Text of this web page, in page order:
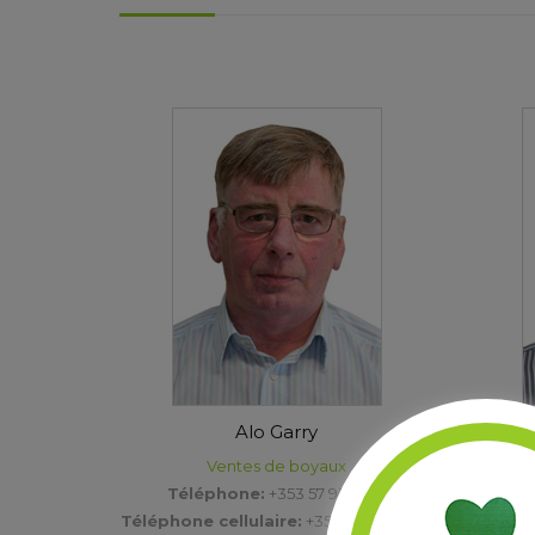
Alo Garry
Ventes de boyaux
Téléphone: +353 57 932 1714
Téléphone cellulaire: +353 86 266 7851